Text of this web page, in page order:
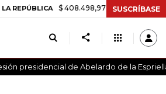
$ 408.498,97 +$ 8.753,81 +2,19%
SUSCRÍBASE
presidencial de Abelardo de la